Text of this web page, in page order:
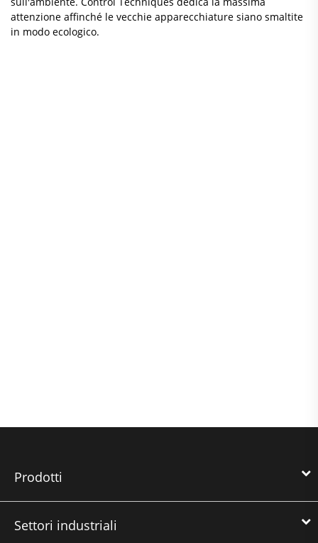
attenzione affinché le vecchie apparecchiature siano smaltite
in modo ecologico.
Prodotti
Settori industriali